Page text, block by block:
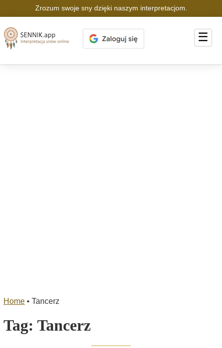
Zrozum swoje sny dzięki naszym interpretacjom.
☰
Home • Tancerz
Tag: Tancerz